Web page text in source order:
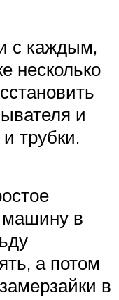
с каждым,
несколько
и
трубки.
машину в
а потом
в